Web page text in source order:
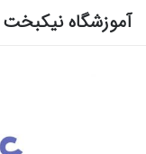
آموزشگاه نیکبخت